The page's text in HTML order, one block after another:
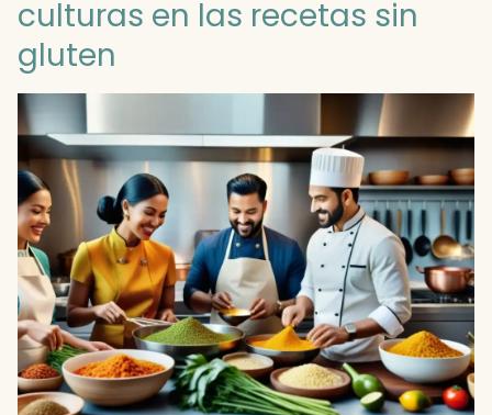
culturas en las recetas sin
gluten